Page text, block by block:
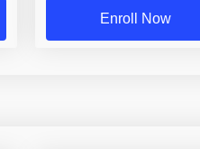
Enroll Now